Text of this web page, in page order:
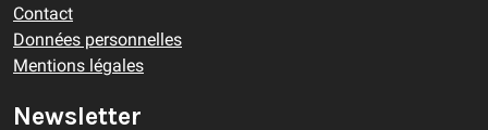
Contact
Données personnelles
Mentions légales
Newsletter